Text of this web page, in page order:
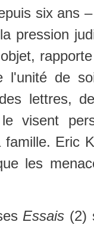
six ans
pression
l'unité de
lettres,
visent
Eric
les
Essais (2)